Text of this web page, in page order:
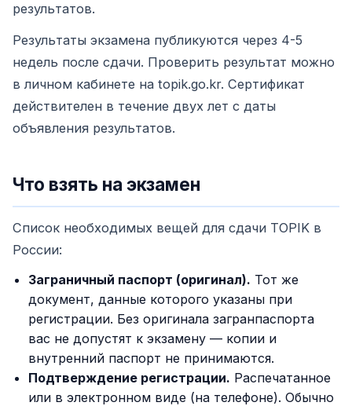
результатов.
Результаты экзамена публикуются через 4-5
недель после сдачи. Проверить результат можно
в личном кабинете на topik.go.kr. Сертификат
действителен в течение двух лет с даты
объявления результатов.
Что взять на экзамен
Список необходимых вещей для сдачи TOPIK в
России:
Заграничный паспорт (оригинал). Тот же
документ, данные которого указаны при
регистрации. Без оригинала загранпаспорта
вас не допустят к экзамену — копии и
внутренний паспорт не принимаются.
Подтверждение регистрации. Распечатанное
или в электронном виде (на телефоне). Обычно